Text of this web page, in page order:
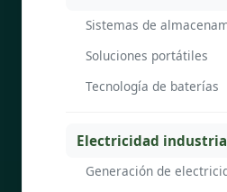
Sistemas de
Soluciones portátiles
Tecnología de baterías
Electricidad
Generación de